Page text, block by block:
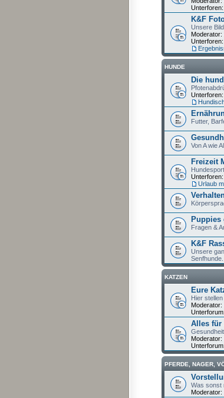
Unterforen:
K&F
Unsere
Moderator:
Unterforen:
HUNDE
Die
Unterforen:
Futter,
Von A wie
Freizeit
Unterforen:
Urlaub
Puppies
Fragen &
K&F
Unsere
Senfhunde.
KATZEN
Eure
Hier
Moderator:
Unterforum:
Alles für
Moderator:
Unterforum:
PFERDE, NAGER,
Was sonst
Moderator: